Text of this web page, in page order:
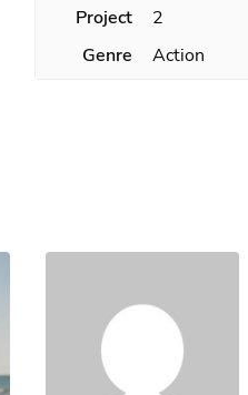
Project
2
Genre
Action